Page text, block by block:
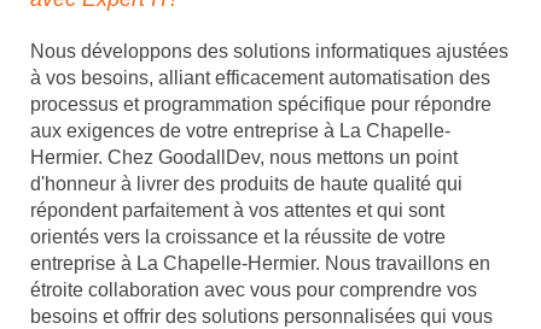
Nous développons des solutions informatiques ajustées
à vos besoins, alliant efficacement automatisation des
processus et programmation spécifique pour répondre
aux exigences de votre entreprise à La Chapelle-
Hermier. Chez GoodallDev, nous mettons un point
d'honneur à livrer des produits de haute qualité qui
répondent parfaitement à vos attentes et qui sont
orientés vers la croissance et la réussite de votre
entreprise à La Chapelle-Hermier. Nous travaillons en
étroite collaboration avec vous pour comprendre vos
besoins et offrir des solutions personnalisées qui vous